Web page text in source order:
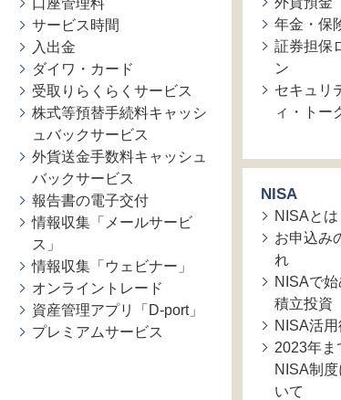
口座管理料
サービス時間
入出金
ダイワ・カード
受取りらくらくサービス
株式等預替手続料キャッシ
ュバックサービス
外貨送金手数料キャッシュ
バックサービス
報告書の電子交付
情報収集「メールサービ
ス」
情報収集「ウェビナー」
オンライントレード
資産管理アプリ「D-port」
プレミアムサービス
年金・保
証券担保
ン
セキュリ
ィ・トー
NISA
NISAとは
お申込み
れ
NISAで始
積立投資
NISA活
2023年ま
NISA制度
いて